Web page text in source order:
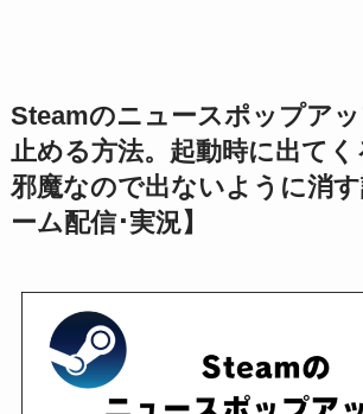
Steamのニュースポップアッ
止める方法。起動時に出て
邪魔なので出ないように消
ーム配信･実況】